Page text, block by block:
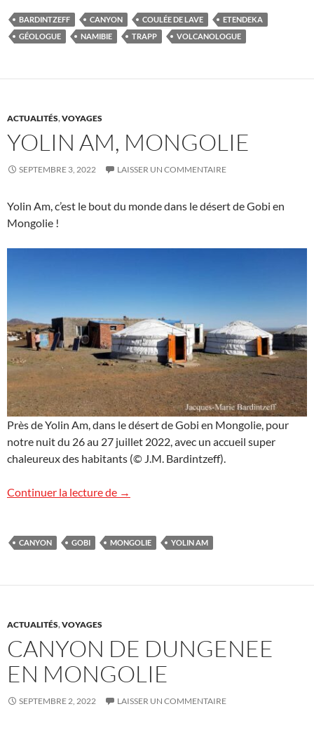
BARDINTZEFF CANYON COULÉE DE LAVE
ETENDEKA
GÉOLOGUE
NAMIBIE TRAPP VOLCANOLOGUE
ACTUALITÉS,VOYAGES
YOLIN AM, MONGOLIE
SEPTEMBRE 3, 2022 LAISSER UN COMMENTAIRE
Yolin Am, c’est le bout du monde dans le désert de Gobi en
Mongolie !
Près de Yolin Am, dans le désert de Gobi en Mongolie, pour
notre nuit du 26 au 27 juillet 2022, avec un accueil super
chaleureux des habitants (© J.M. Bardintzeff).
Continuer la lecture de Yolin Am, Mongolie
→
CANYON GOBI MONGOLIE YOLIN AM
ACTUALITÉS,VOYAGES
CANYON DE DUNGENEE
EN MONGOLIE
SEPTEMBRE 2, 2022 LAISSER UN COMMENTAIRE